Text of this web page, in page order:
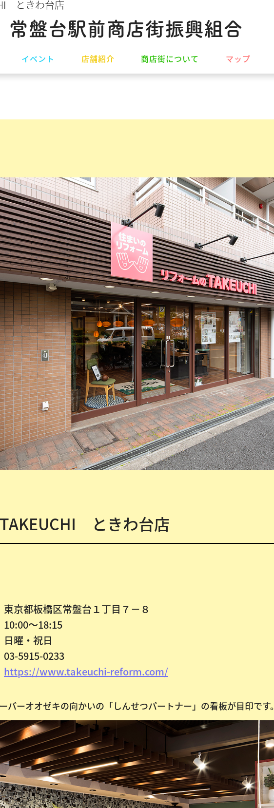
常盤台駅前商店街振興組合
イベン ト 店舗紹介 商店街について マ ッ プ
ときわ台店
東京都板橋区常盤台１丁目７－８
10:00～18:15
日曜・祝日
03-5915-0233
https://www.takeuchi-reform.com/
パーオオゼキの向かいの「しんせつパートナー」の看板が目印です。
ときわ台店